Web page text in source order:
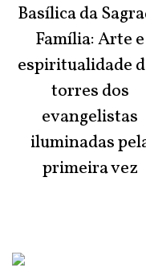
Basílica da
Família: Arte e
espiritualidade
torres dos
evangelistas
iluminadas
primeira vez